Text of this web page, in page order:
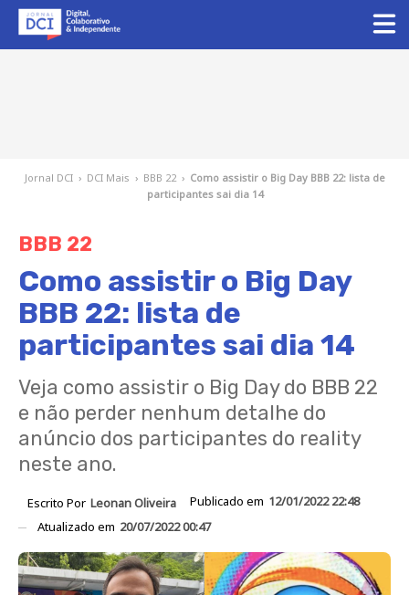
Jornal DCI › DCI Mais › BBB 22 › Como assistir o Big Day BBB 22: lista de
participantes sai dia 14
BBB 22
Como assistir o Big Day
BBB 22: lista de
participantes sai dia 14
Veja como assistir o Big Day do BBB 22
e não perder nenhum detalhe do
anúncio dos participantes do reality
neste ano.
Escrito Por Leonan Oliveira Publicado em 12/01/2022 22:48
Atualizado em 20/07/2022 00:47